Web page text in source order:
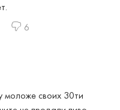
6
моложе своих 30ти